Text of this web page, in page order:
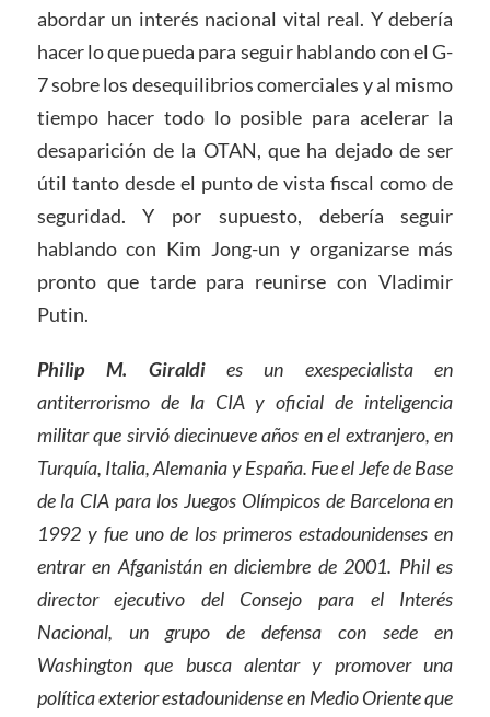
abordar un interés nacional vital real. Y debería
hacer lo que pueda para seguir hablando con el G-
7 sobre los desequilibrios comerciales y al mismo
tiempo hacer todo lo posible para acelerar la
desaparición de la OTAN, que ha dejado de ser
útil tanto desde el punto de vista fiscal como de
seguridad. Y por supuesto, debería seguir
hablando con Kim Jong-un y organizarse más
pronto que tarde para reunirse con Vladimir
Putin.
Philip M. Giraldies un exespecialista en
antiterrorismo de la CIA y oficial de inteligencia
militar que sirvió diecinueve años en el extranjero, en
Turquía, Italia, Alemania y España. Fue el Jefe de Base
de la CIA para los Juegos Olímpicos de Barcelona en
1992 y fue uno de los primeros estadounidenses en
entrar en Afganistán en diciembre de 2001. Phil es
director ejecutivo del Consejo para el Interés
Nacional, un grupo de defensa con sede en
Washington que busca alentar y promover una
política exterior estadounidense en Medio Oriente que